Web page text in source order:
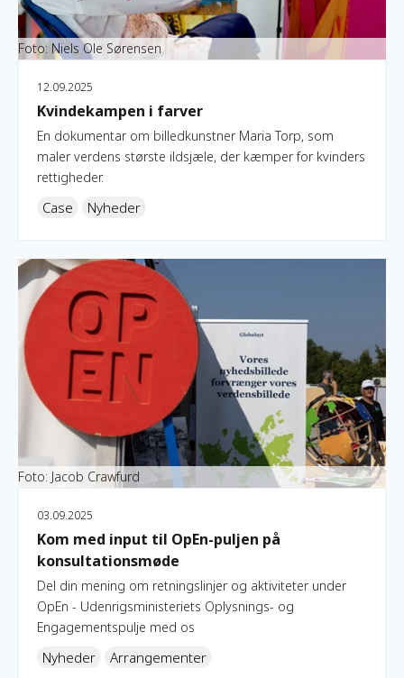
Foto: Niels Ole Sørensen
12.09.2025
Kvindekampen i farver
En dokumentar om billedkunstner Maria Torp, som
maler verdens største ildsjæle, der kæmper for kvinders
rettigheder.
Case Nyheder
Foto: Jacob Crawfurd
03.09.2025
Kom med input til OpEn-puljen på
konsultationsmøde
Del din mening om retningslinjer og aktiviteter under
OpEn - Udenrigsministeriets Oplysnings- og
Engagementspulje med os
Nyheder Arrangementer
Kom med input til OpEn-puljen på konsultationsmøde